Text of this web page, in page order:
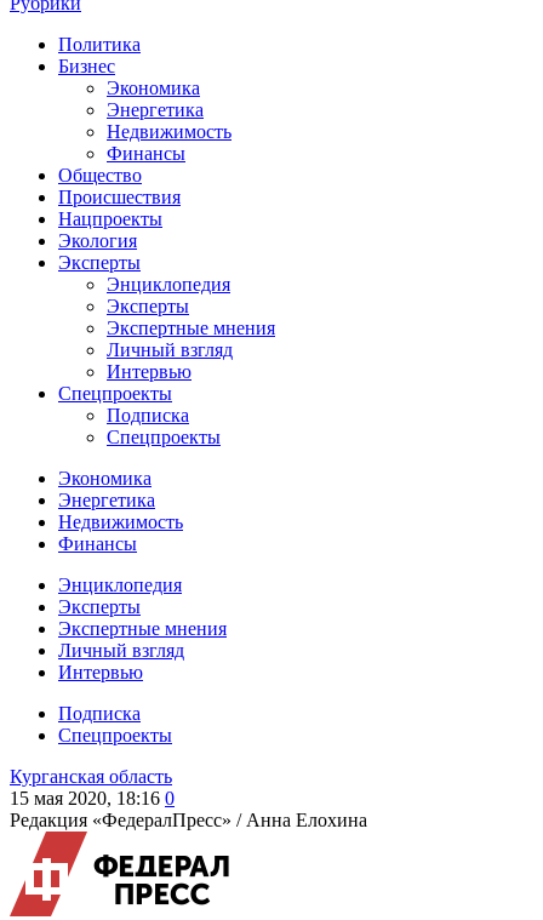
Политика
Бизнес
Экономика
Энергетика
Недвижимость
Финансы
Общество
Происшествия
Нацпроекты
Экология
Эксперты
Энциклопедия
Эксперты
Экспертные мнения
Личный взгляд
Интервью
Спецпроекты
Подписка
Спецпроекты
Экономика
Энергетика
Недвижимость
Финансы
Энциклопедия
Эксперты
Экспертные мнения
Личный взгляд
Интервью
Подписка
Спецпроекты
Курганская область
15 мая 2020, 18:16 0
Редакция «ФедералПресс» / Анна Елохина